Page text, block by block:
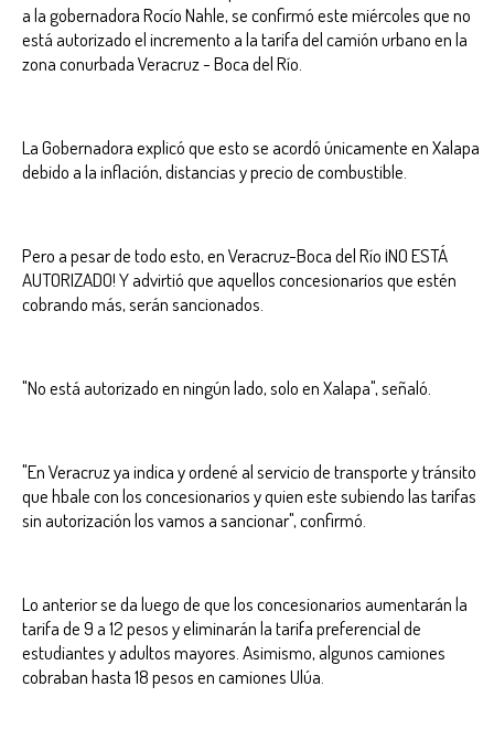
a la gobernadora Rocío Nahle, se confirmó este miércoles que no
está autorizado el incremento a la tarifa del camión urbano en la
zona conurbada Veracruz - Boca del Río.
La Gobernadora explicó que esto se acordó únicamente en Xalapa
debido a la inflación, distancias y precio de combustible.
Pero a pesar de todo esto, en Veracruz-Boca del Río ¡NO ESTÁ
AUTORIZADO! Y advirtió que aquellos concesionarios que estén
cobrando más, serán sancionados.
"No está autorizado en ningún lado, solo en Xalapa", señaló.
"En Veracruz ya indica y ordené al servicio de transporte y tránsito
que hbale con los concesionarios y quien este subiendo las tarifas
sin autorización los vamos a sancionar", confirmó.
Lo anterior se da luego de que los concesionarios aumentarán la
tarifa de 9 a 12 pesos y eliminarán la tarifa preferencial de
estudiantes y adultos mayores. Asimismo, algunos camiones
cobraban hasta 18 pesos en camiones Ulúa.